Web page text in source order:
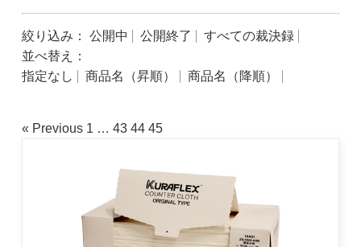
絞り込み： 公開中 公開終了
すべての裁決録
並べ替え：
指定なし
商品名（昇順） 商品名（降順）
« Previous 1 … 43 44 45